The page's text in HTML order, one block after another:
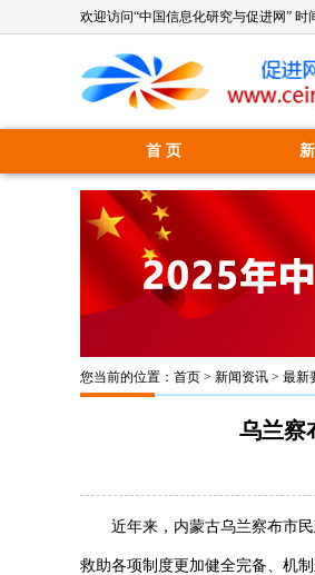
欢迎访问“中国信息化研究与促进网” 时
首 页
您当前的位置： 首页 > 新闻资讯 > 最新
乌兰察
近年来，内蒙古乌兰察布市民
救助各项制度更加健全完备、机